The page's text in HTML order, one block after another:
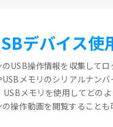
デバイス使
USB操作情報を収集してロ
メモリのシリアルナン
USBメモリを使用してどの
操作動画を閲覧することも